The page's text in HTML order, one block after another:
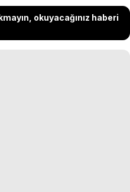
okuyacağınız haberi